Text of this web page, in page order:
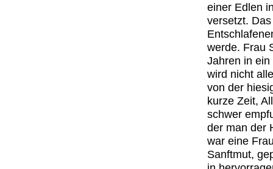
einer Edlen
versetzt.
werde. Frau
Jahren in
wird nicht
von der
kurze Zeit,
schwer
der man der
war eine
Sanftmut,